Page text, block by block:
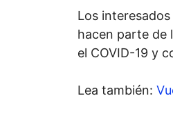
Los
hacen parte de
el COVID-19 y
Lea también: